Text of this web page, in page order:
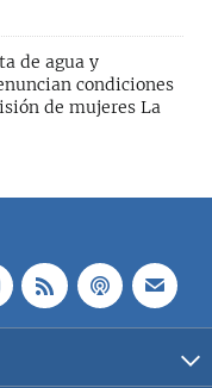
de agua y
condiciones
de mujeres La